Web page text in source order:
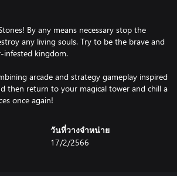
By any means necessary stop the
any living souls. Try to be the brave and
infested kingdom.
arcade and strategy gameplay inspired
then return to your magical tower and chill a
once again!
วันที่วางจำหน่าย
17/2/2566